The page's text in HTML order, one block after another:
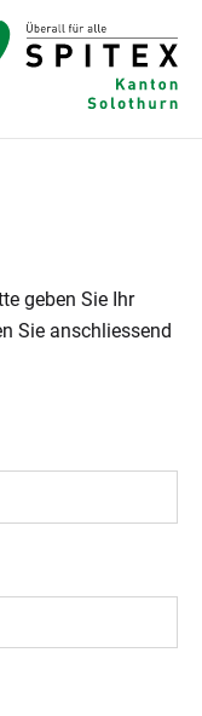
geben Sie Ihr
Sie anschliessend